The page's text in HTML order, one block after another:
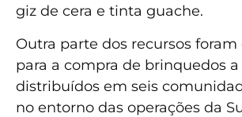
giz de cera e tinta guache.
Outra parte dos recursos
para a compra de brinquedos
distribuídos em seis
no entorno das operações da